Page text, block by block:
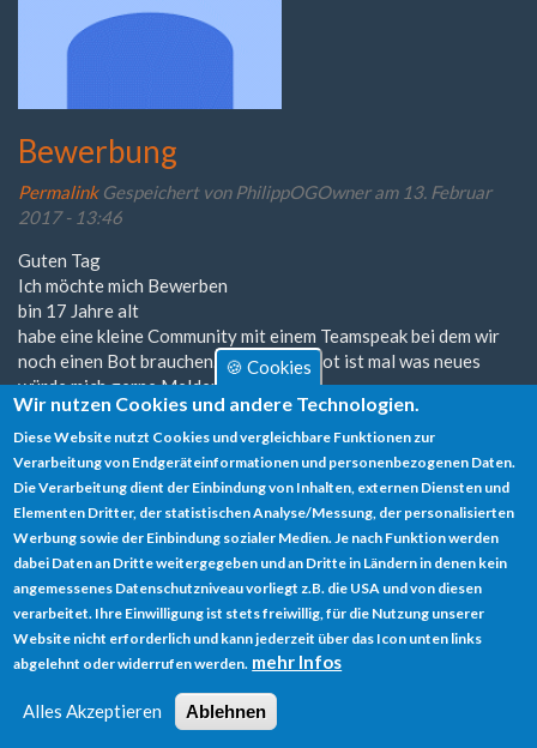
Bewerbung
Permalink Gespeichert von PhilippOGOwneram 13. Februar
2017 - 13:46
Guten Tag
Ich möchte mich Bewerben
bin 17 Jahre alt
habe eine kleine Community mit einem Teamspeak bei dem wir
noch einen Bot brauchen. Einen Beta Bot ist mal was neues
würde mich gerne Melden.
PhilippOG
Zum Verfassen von Kommentaren bitteAnmeldenoder
Registrieren.
Bewerbung,
PermalinkGespeichert vonPxlrdam 15. Februar 2017 - 18:11
Hi,
Ich bin Henning und würde mich gerne für das Betapeogramm
bewerben. Ich möchte meinen TS besser gestalten, durch den
🍪 Cookies
Wir nutzen Cookies und andere Technologien.
Diese Website nutzt Cookies und vergleichbare Funktionen zur
Verarbeitung von Endgeräteinformationen und personenbezogenen Daten.
Die Verarbeitung dient der Einbindung von Inhalten, externen Diensten und
Elementen Dritter, der statistischen Analyse/Messung, der personalisierten
Werbung sowie der Einbindung sozialer Medien. Je nach Funktion werden
dabei Daten an Dritte weitergegeben und an Dritte in Ländern in denen kein
angemessenes Datenschutzniveau vorliegt z.B. die USA und von diesen
verarbeitet. Ihre Einwilligung ist stets freiwillig, für die Nutzung unserer
Website nicht erforderlich und kann jederzeit über das Icon unten links
abgelehnt oder widerrufen werden. mehr Infos
Alles Akzeptieren Ablehnen